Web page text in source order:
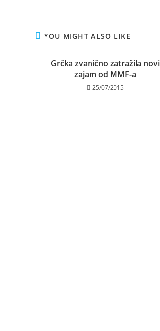
YOU MIGHT ALSO LIKE
Grčka zvanično zatražila novi
zajam od MMF-a
25/07/2015